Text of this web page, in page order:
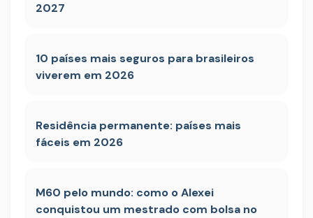
2027
10 países mais seguros para brasileiros
viverem em 2026
Residência permanente: países mais
fáceis em 2026
M60 pelo mundo: como o Alexei
conquistou um mestrado com bolsa no